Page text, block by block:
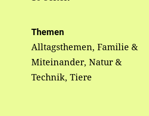
Themen
Alltagsthemen, Familie &
Miteinander, Natur &
Technik, Tiere